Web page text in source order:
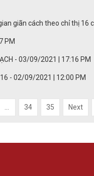
giãn cách theo chỉ thị 16
PM
- 03/09/2021 | 17:16 PM
- 02/09/2021 | 12:00 PM
34 35 Next